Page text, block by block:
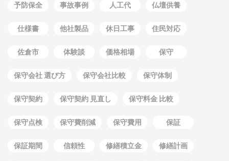
予防保全 事故事例 人工代 仏壇供養
仕様書 他社製品 休日工事 住民対応
佐倉市 体験談 価格相場 保守
保守会社 選び方 保守会社比較 保守体制
保守契約 保守契約 見直し 保守料金 比較
保守点検 保守費削減 保守費用 保証
保証期間 信頼性 修繕積立金 修繕計画